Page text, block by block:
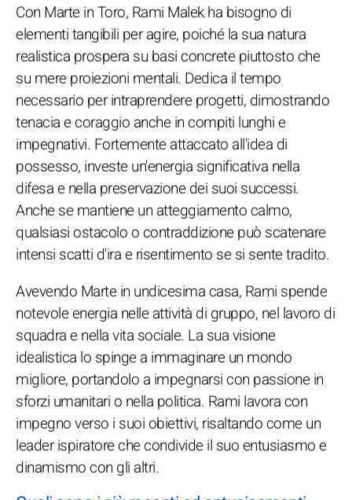
Con Marte in Toro, Rami Malek ha bisogno di
elementi tangibili per agire, poiché la sua natura
realistica prospera su basi concrete piuttosto che
su mere proiezioni mentali. Dedica il tempo
necessario per intraprendere progetti, dimostrando
tenacia e coraggio anche in compiti lunghi e
impegnativi. Fortemente attaccato all'idea di
possesso, investe un'energia significativa nella
difesa e nella preservazione dei suoi successi.
Anche se mantiene un atteggiamento calmo,
qualsiasi ostacolo o contraddizione può scatenare
intensi scatti d'ira e risentimento se si sente tradito.
Avevendo Marte in undicesima casa, Rami spende
notevole energia nelle attività di gruppo, nel lavoro di
squadra e nella vita sociale. La sua visione
idealistica lo spinge a immaginare un mondo
migliore, portandolo a impegnarsi con passione in
sforzi umanitari o nella politica. Rami lavora con
impegno verso i suoi obiettivi, risaltando come un
leader ispiratore che condivide il suo entusiasmo e
dinamismo con gli altri.